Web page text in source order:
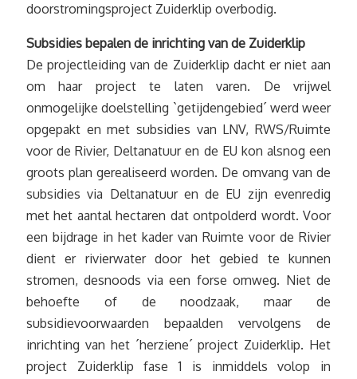
doorstromingsproject Zuiderklip overbodig.
Subsidies bepalen de inrichting van de Zuiderklip
De projectleiding van de Zuiderklip dacht er niet aan
om haar project te laten varen. De vrijwel
onmogelijke doelstelling `getijdengebied´ werd weer
opgepakt en met subsidies van LNV, RWS/Ruimte
voor de Rivier, Deltanatuur en de EU kon alsnog een
groots plan gerealiseerd worden. De omvang van de
subsidies via Deltanatuur en de EU zijn evenredig
met het aantal hectaren dat ontpolderd wordt. Voor
een bijdrage in het kader van Ruimte voor de Rivier
dient er rivierwater door het gebied te kunnen
stromen, desnoods via een forse omweg. Niet de
behoefte of de noodzaak, maar de
subsidievoorwaarden bepaalden vervolgens de
inrichting van het ´herziene´ project Zuiderklip. Het
project Zuiderklip fase 1 is inmiddels volop in